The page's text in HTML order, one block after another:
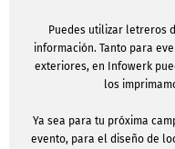
Puedes utilizar letreros
información. Tanto para
exteriores, en Infowerk
los
Ya sea para tu próxima
evento, para el diseño de